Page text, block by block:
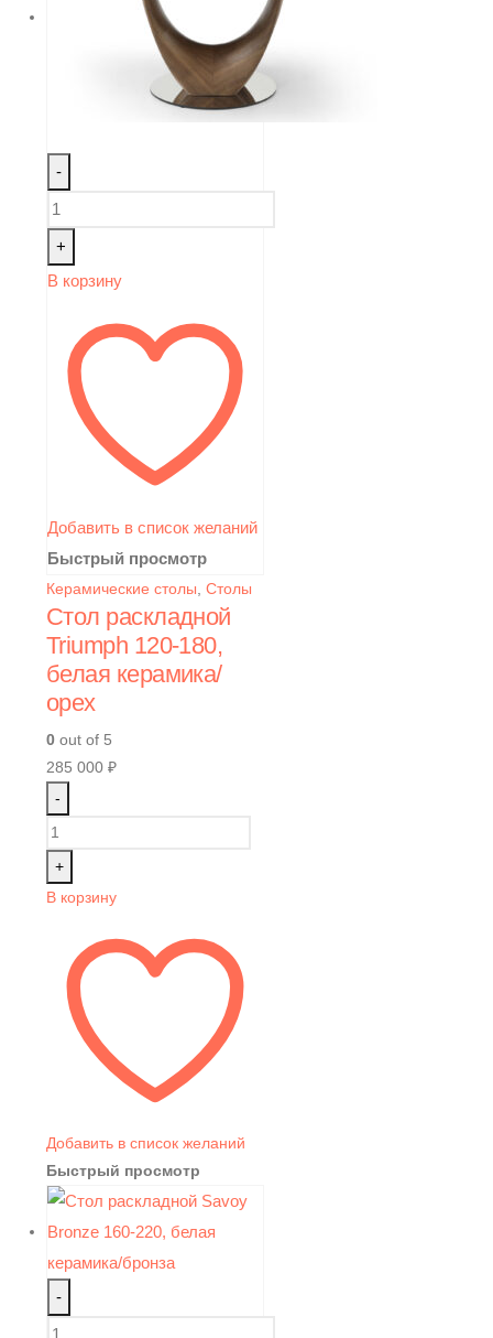
-
+
В корзину
Добавить в список желаний
Быстрый просмотр
Керамические столы Столы
Стол раскладной
Triumph 120-180,
белая керамика/
орех
0 out of 5
285 000 ₽
-
+
В корзину
Добавить в список желаний
Быстрый просмотр
-